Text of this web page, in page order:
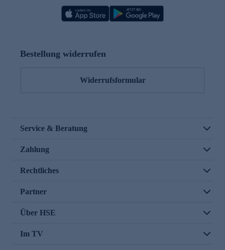
Bestellung widerrufen
Widerrufsformular
Service & Beratung
Zahlung
Rechtliches
Partner
Über HSE
Im TV